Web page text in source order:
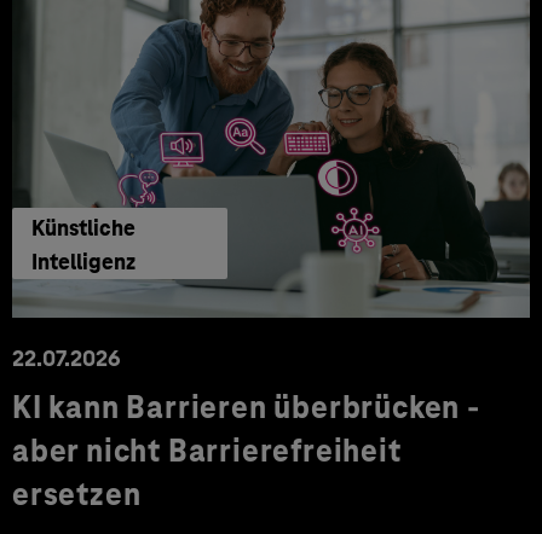
Künstliche
Intelligenz
22.07.2026
KI kann Barrieren überbrücken -
aber nicht Barrierefreiheit
ersetzen